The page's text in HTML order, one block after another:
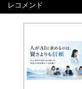
レコメンド